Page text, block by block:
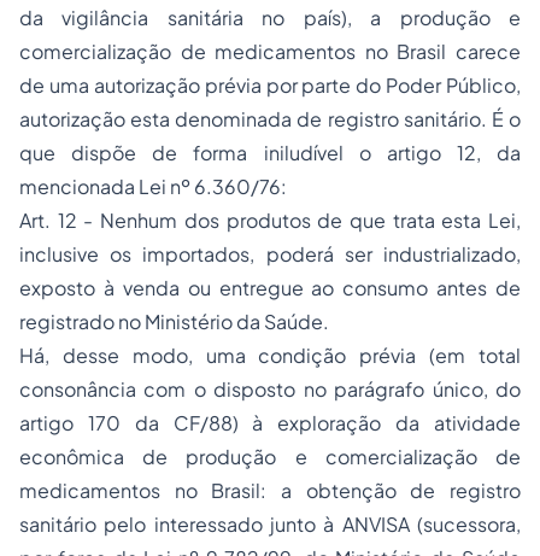
davigilância sanitária no país), a produção e
comercialização de medicamentos no Brasil carece
de uma autorização prévia por parte do Poder Público,
autorização esta denominada de registro sanitário. É o
que dispõe de forma iniludível o artigo 12, da
mencionada Lei nº 6.360/76:
Art. 12 - Nenhum dos produtos de que trata esta Lei,
inclusive os importados, poderá ser industrializado,
exposto à venda ou entregue ao consumo antes de
registrado no Ministério da Saúde.
Há, desse modo, uma condição prévia(em total
consonância com o disposto no parágrafo único, do
artigo 170 da CF/88) à exploração da atividade
econômica de produção e comercialização de
medicamentos no Brasil: a obtenção de registro
sanitário pelo interessado junto à ANVISA (sucessora,